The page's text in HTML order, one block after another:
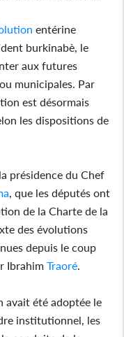
entérine
burkinabè, le
aux futures
municipales. Par
est désormais
les dispositions de
présidence du Chef
, que les députés ont
de la Charte de la
des évolutions
depuis le coup
IbrahimTraoré
avait été adoptée le
institutionnel, les